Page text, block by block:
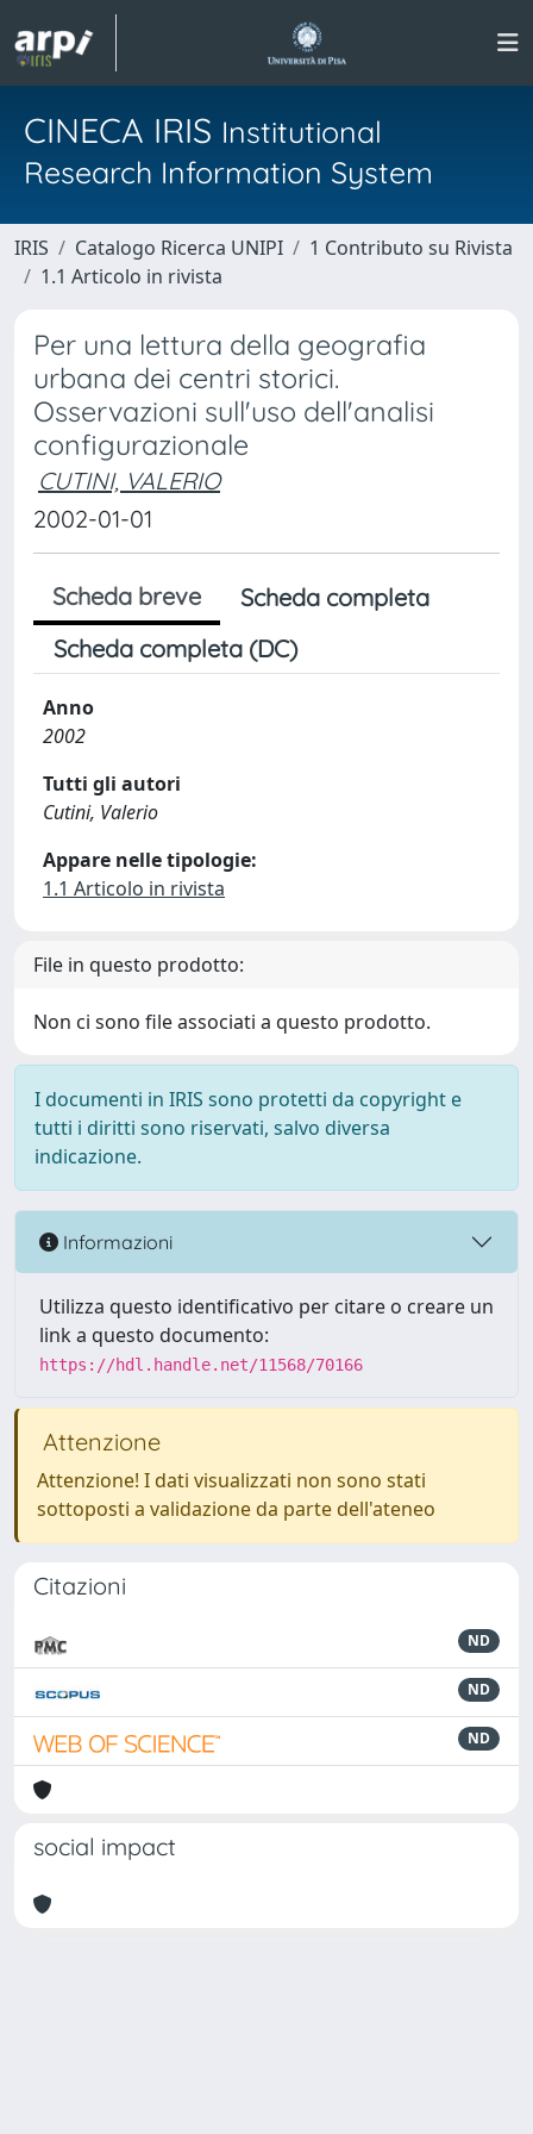
CINECA IRIS Institutional
Research Information System
IRIS Catalogo Ricerca UNIPI
1 Contributo su Rivista
1.1 Articolo in rivista
Per una lettura della geografia
urbana dei centri storici.
Osservazioni sull'uso dell'analisi
configurazionale
CUTINI, VALERIO
2002-01-01
Scheda breve
Scheda completa
Scheda completa (DC)
Anno
2002
Tutti gli autori
Cutini, Valerio
Appare nelle tipologie:
1.1 Articolo in rivista
File in questo prodotto:
Non ci sono file associati a questo prodotto.
I documenti in IRIS sono protetti da copyright e
tutti i diritti sono riservati, salvo diversa
indicazione.
Informazioni
Utilizza questo identificativo per citare o creare un
link a questo documento:
https://hdl.handle.net/11568/70166
Attenzione
Attenzione! I dati visualizzati non sono stati
sottoposti a validazione da parte dell'ateneo
Citazioni
ND
ND
ND
social impact